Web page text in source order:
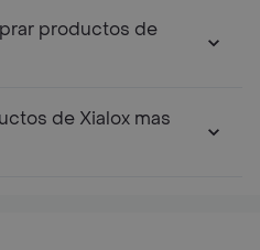
productos de
de Xialox mas